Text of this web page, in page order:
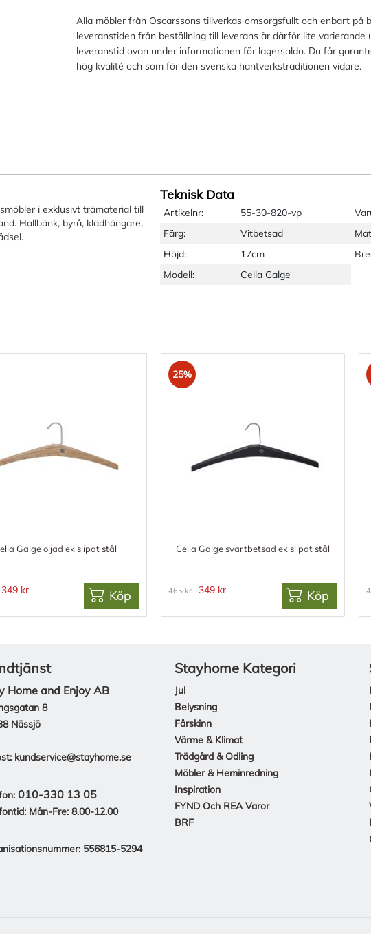
Alla möbler från Oscarssons tillverkas omsorgsfullt och enbart på
leveranstiden från beställning till leverans är därför lite varierande
leveranstid ovan under informationen för lagersaldo. Du får
hög kvalité och som för den svenska hantverkstraditionen vidare.
i exklusivt trämaterial till
Hallbänk, byrå, klädhängare,
Teknisk Data
Artikelnr: 55-30-820-vp
Färg:
Vitbetsad
Höjd:
17cm
Modell:
Cella Galge
Galge oljad ek slipat stål
349 kr Köp
25%
Cella Galge svartbetsad ek slipat stål
465 kr 349 kr Köp
Home and Enjoy AB
8
Nässjö
kundservice@stayhome.se
010-330 13 05
Mån-Fre: 8.00-12.00
556815-5294
Stayhome Kategori
Jul
Belysning
Fårskinn
Värme & Klimat
Trädgård & Odling
Möbler & Heminredning
Inspiration
FYND Och REA Varor
BRF